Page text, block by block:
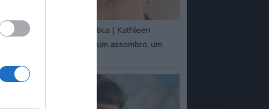
Um Toque Familiar, a Crítica | Kathleen
Chalfant é um espanto, um assombro, um